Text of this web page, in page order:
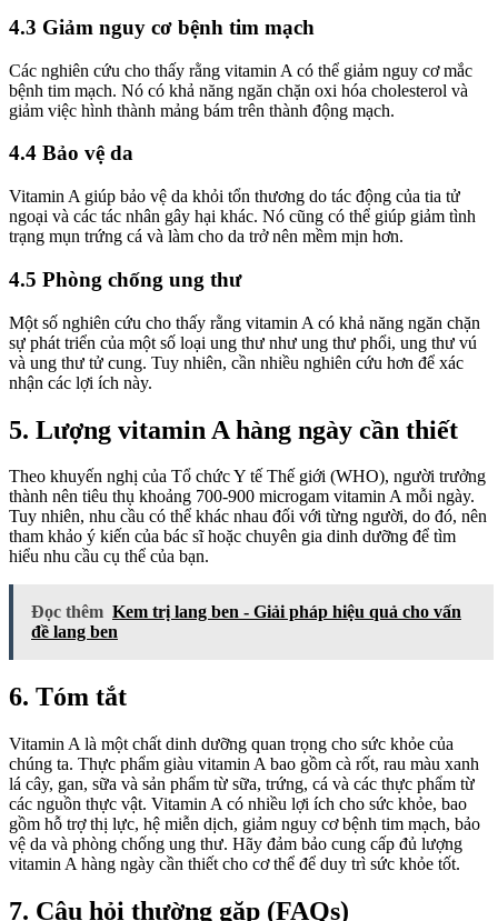
4.3 Giảm nguy cơ bệnh tim mạch
Các nghiên cứu cho thấy rằng vitamin A có thể giảm nguy cơ mắc
bệnh tim mạch. Nó có khả năng ngăn chặn oxi hóa cholesterol và
giảm việc hình thành mảng bám trên thành động mạch.
4.4 Bảo vệ da
Vitamin A giúp bảo vệ da khỏi tổn thương do tác động của tia tử
ngoại và các tác nhân gây hại khác. Nó cũng có thể giúp giảm tình
trạng mụn trứng cá và làm cho da trở nên mềm mịn hơn.
4.5 Phòng chống ung thư
Một số nghiên cứu cho thấy rằng vitamin A có khả năng ngăn chặn
sự phát triển của một số loại ung thư như ung thư phổi, ung thư vú
và ung thư tử cung. Tuy nhiên, cần nhiều nghiên cứu hơn để xác
nhận các lợi ích này.
5. Lượng vitamin A hàng ngày cần thiết
Theo khuyến nghị của Tổ chức Y tế Thế giới (WHO), người trưởng
thành nên tiêu thụ khoảng 700-900 microgam vitamin A mỗi ngày.
Tuy nhiên, nhu cầu có thể khác nhau đối với từng người, do đó, nên
tham khảo ý kiến của bác sĩ hoặc chuyên gia dinh dưỡng để tìm
hiểu nhu cầu cụ thể của bạn.
Đọc thêm Kem trị lang ben - Giải pháp hiệu quả cho vấn
đề lang ben
6. Tóm tắt
Vitamin A là một chất dinh dưỡng quan trọng cho sức khỏe của
chúng ta. Thực phẩm giàu vitamin A bao gồm cà rốt, rau màu xanh
lá cây, gan, sữa và sản phẩm từ sữa, trứng, cá và các thực phẩm từ
các nguồn thực vật. Vitamin A có nhiều lợi ích cho sức khỏe, bao
gồm hỗ trợ thị lực, hệ miễn dịch, giảm nguy cơ bệnh tim mạch, bảo
vệ da và phòng chống ung thư. Hãy đảm bảo cung cấp đủ lượng
vitamin A hàng ngày cần thiết cho cơ thể để duy trì sức khỏe tốt.
7. Câu hỏi thường gặp (FAQs)